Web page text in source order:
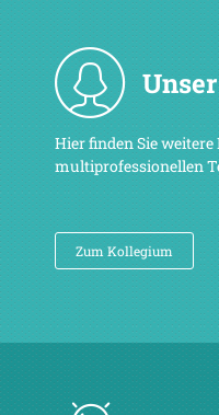
Hier finden Sie
multiprofessionellen
Zum Kollegium